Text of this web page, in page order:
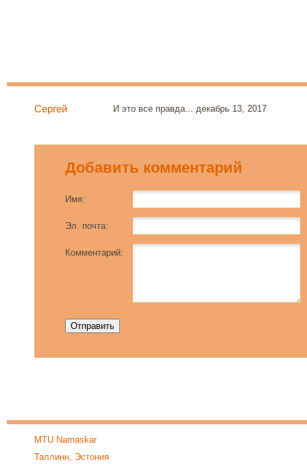
Сергей И это все правда... декабрь 13, 2017
Добавить комментарий
Имя:
Эл. почта:
Комментарий:
MTU Namaskar
Таллинн, Эстония